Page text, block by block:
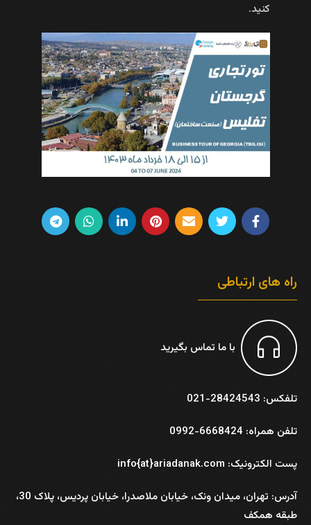
کنید.
راه های ارتباطی
با ما تماس بگیرید
تلفکس: 28424543-021
تلفن همراه: 6668424-0992
پست الکترونیک: info{at}ariadanak.com
آدرس:
تهران، میدان ونک، خیابان ملاصدرا، خیابان پردیس، پلاک 30،
طبقه همکف